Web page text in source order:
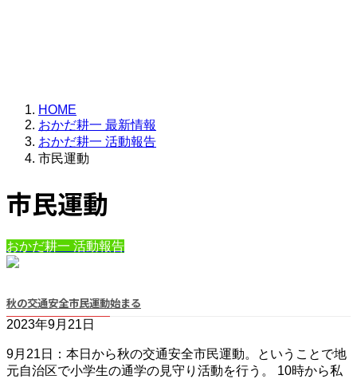
HOME
おかだ耕一 最新情報
おかだ耕一 活動報告
市民運動
市民運動
おかだ耕一 活動報告
秋の交通安全市民運動始まる
2023年9月21日
9月21日：本日から秋の交通安全市民運動。ということで地
元自治区で小学生の通学の見守り活動を行う。 10時から私